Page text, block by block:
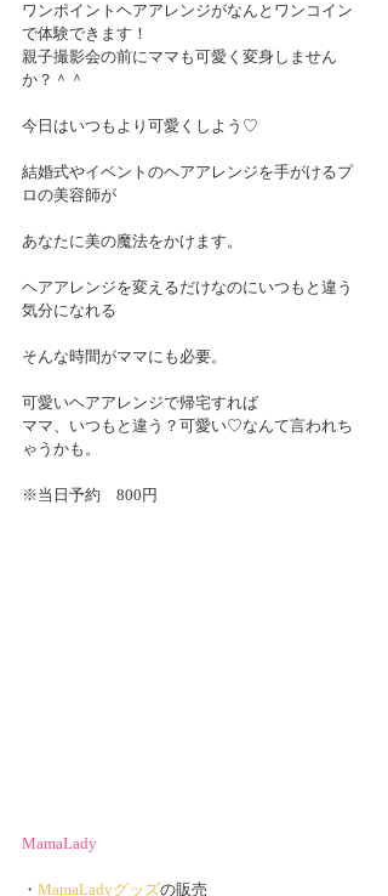
ワンポイントヘアアレンジがなんとワンコイン
で体験できます！
親子撮影会の前にママも可愛く変身しません
か？＾＾
今日はいつもより可愛くしよう♡
結婚式やイベントのヘアアレンジを手がけるプ
ロの美容師が
あなたに美の魔法をかけます。
ヘアアレンジを変えるだけなのにいつもと違う
気分になれる
そんな時間がママにも必要。
可愛いヘアアレンジで帰宅すれば
ママ、いつもと違う？可愛い♡なんて言われち
ゃうかも。
※当日予約　800円
MamaLady
・ MamaLadyグッズの販売